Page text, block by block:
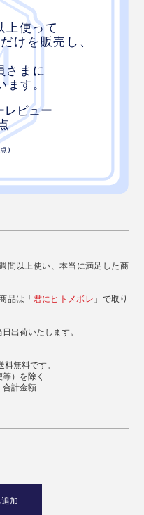
間以上使い、本当に満足した商
品は「 君にヒトメボレ 」で取り
出荷いたします。
無料です。
）を除く
合計金額
加